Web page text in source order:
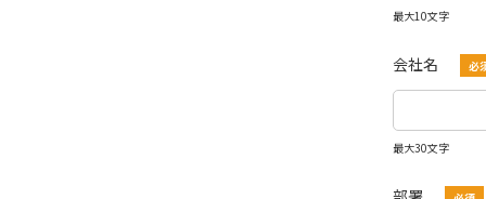
最大10文字
会社名
最大30文字